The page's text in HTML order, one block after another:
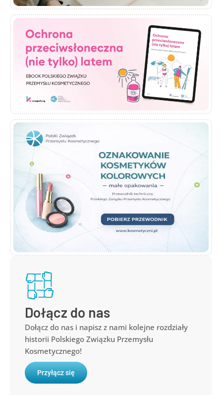
Dołącz do nas
Dołącz do nas i napisz z nami kolejne rozdziały
historii Polskiego Związku Przemysłu
Kosmetycznego!
Przyłącz się